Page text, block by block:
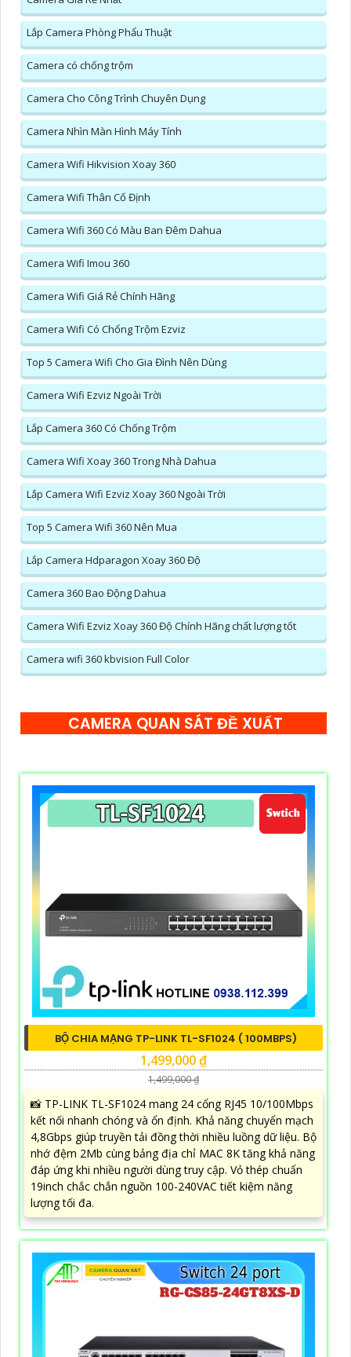
Lắp Camera Phòng Phẩu Thuật
Camera có chống trộm
Camera Cho Công Trình Chuyên Dụng
Camera Nhìn Màn Hình Máy Tính
Camera Wifi Hikvision Xoay 360
Camera Wifi Thân Cố Định
Camera Wifi 360 Có Màu Ban Đêm Dahua
Camera Wifi Imou 360
Camera Wifi Giá Rẻ Chính Hãng
Camera Wifi Có Chống Trộm Ezviz
Top 5 Camera Wifi Cho Gia Đình Nên Dùng
Camera Wifi Ezviz Ngoài Trời
Lắp Camera 360 Có Chống Trộm
Camera Wifi Xoay 360 Trong Nhà Dahua
Lắp Camera Wifi Ezviz Xoay 360 Ngoài Trời
Top 5 Camera Wifi 360 Nên Mua
Lắp Camera Hdparagon Xoay 360 Độ
Camera 360 Bao Động Dahua
Camera Wifi Ezviz Xoay 360 Độ Chính Hãng chất lượng tốt
Camera wifi 360 kbvision Full Color
CAMERA QUAN SÁT ĐỀ XUẤT
BỘ CHIA MẠNG TP-LINK TL-SF1024 ( 100MBPS)
1,499,000 ₫
1,499,000 ₫
📸 TP-LINK TL-SF1024 mang 24 cổng RJ45 10/100Mbps
kết nối nhanh chóng và ổn định. Khả năng chuyển mạch
4,8Gbps giúp truyền tải đồng thời nhiều luồng dữ liệu. Bộ
nhớ đệm 2Mb cùng bảng địa chỉ MAC 8K tăng khả năng
đáp ứng khi nhiều người dùng truy cập. Vỏ thép chuẩn
19inch chắc chắn nguồn 100-240VAC tiết kiệm năng
lượng tối đa.